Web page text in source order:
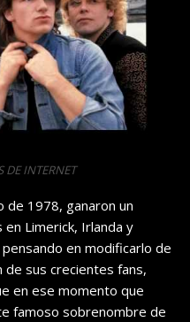
DE INTERNET
1978, ganaron un
Limerick, Irlanda y
en modificarlo de
de sus crecientes fans,
en ese momento que
famoso sobrenombre de